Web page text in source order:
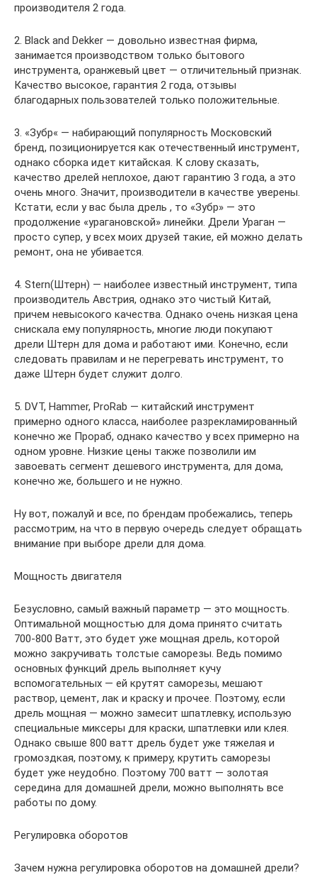
производителя 2 года.
2. Black and Dekker — довольно известная фирма,
занимается производством только бытового
инструмента, оранжевый цвет — отличительный признак.
Качество высокое, гарантия 2 года, отзывы
благодарных пользователей только положительные.
3. «Зубр« — набирающий популярность Московский
бренд, позиционируется как отечественный инструмент,
однако сборка идет китайская. К слову сказать,
качество дрелей неплохое, дают гарантию 3 года, а это
очень много. Значит, производители в качестве уверены.
Кстати, если у вас была дрель , то «Зубр» — это
продолжение «урагановской» линейки. Дрели Ураган —
просто супер, у всех моих друзей такие, ей можно делать
ремонт, она не убивается.
4. Stern(Штерн) — наиболее известный инструмент, типа
производитель Австрия, однако это чистый Китай,
причем невысокого качества. Однако очень низкая цена
снискала ему популярность, многие люди покупают
дрели Штерн для дома и работают ими. Конечно, если
следовать правилам и не перегревать инструмент, то
даже Штерн будет служит долго.
5. DVT, Hammer, ProRab — китайский инструмент
примерно одного класса, наиболее разрекламированный
конечно же Прораб, однако качество у всех примерно на
одном уровне. Низкие цены также позволили им
завоевать сегмент дешевого инструмента, для дома,
конечно же, большего и не нужно.
Ну вот, пожалуй и все, по брендам пробежались, теперь
рассмотрим, на что в первую очередь следует обращать
внимание при выборе дрели для дома.
Мощность двигателя
Безусловно, самый важный параметр — это мощность.
Оптимальной мощностью для дома принято считать
700-800 Ватт, это будет уже мощная дрель, которой
можно закручивать толстые саморезы. Ведь помимо
основных функций дрель выполняет кучу
вспомогательных — ей крутят саморезы, мешают
раствор, цемент, лак и краску и прочее. Поэтому, если
дрель мощная — можно замесит шпатлевку, использую
специальные миксеры для краски, шпатлевки или клея.
Однако свыше 800 ватт дрель будет уже тяжелая и
громоздкая, поэтому, к примеру, крутить саморезы
будет уже неудобно. Поэтому 700 ватт — золотая
середина для домашней дрели, можно выполнять все
работы по дому.
Регулировка оборотов
Зачем нужна регулировка оборотов на домашней дрели?